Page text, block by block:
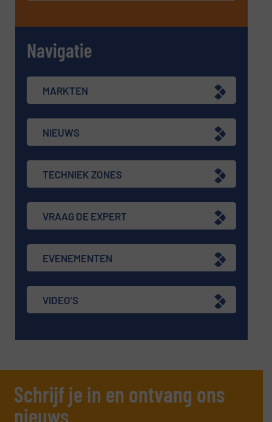
Navigatie
MARKTEN
NIEUWS
TECHNIEK ZONES
VRAAG DE EXPERT
EVENEMENTEN
VIDEO'S
Schrijf je in en ontvang ons
nieuws